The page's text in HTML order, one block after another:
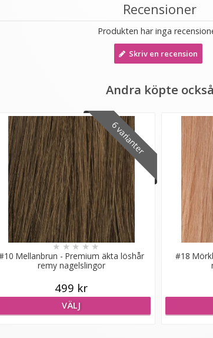
Recensioner
Produkten har inga
Skriv en recension
Andra köpte också
6 varianter
Mellanbrun - Premium äkta löshår
remy nagelslingor
★★★★★
499 kr
VÄLJ
#18